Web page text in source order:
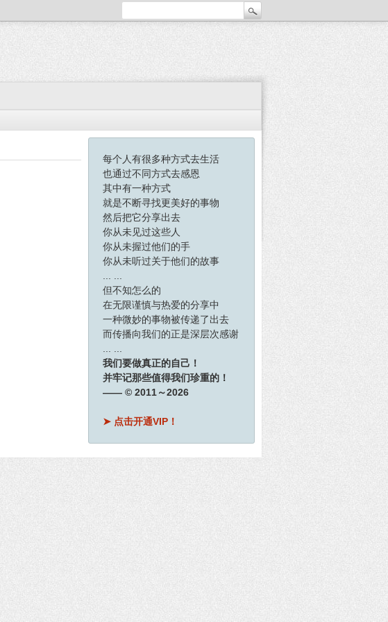
每个人有很多种方式去生活
也通过不同方式去感恩
其中有一种方式
就是不断寻找更美好的事物
然后把它分享出去
你从未见过这些人
你从未握过他们的手
你从未听过关于他们的故事
但不知怎么的
在无限谨慎与热爱的分享中
一种微妙的事物被传递了出去
而传播向我们的正是深层次感谢
我们要做真正的自己！
并牢记那些值得我们珍重的！
—— © 2011～2026
➤ 点击开通VIP！